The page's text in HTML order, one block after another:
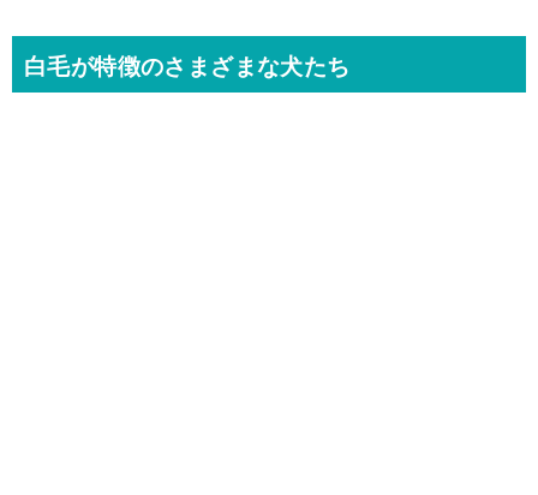
白毛が特徴のさまざまな犬たち